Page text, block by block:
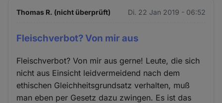
Thomas R. (nicht überprüft) Di. 22 Jan 2019 - 06:52
Fleischverbot? Von mir aus
Fleischverbot? Von mir aus gerne! Leute, die sich
nicht aus Einsicht leidvermeidend nach dem
ethischen Gleichheitsgrundsatz verhalten, muß
man eben per Gesetz dazu zwingen. Es ist das